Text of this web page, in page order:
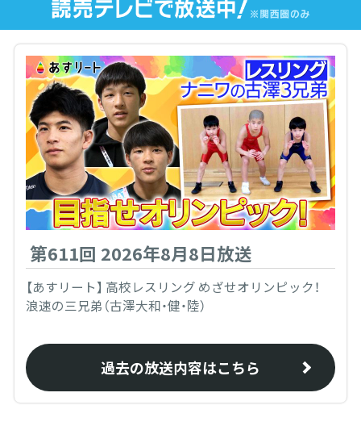
第611回 2026年8月8日放送
【あすリート】 高校レスリング めざせオリンピック！
浪速の三兄弟（古澤大和・健・陸）
過去の放送内容はこちら